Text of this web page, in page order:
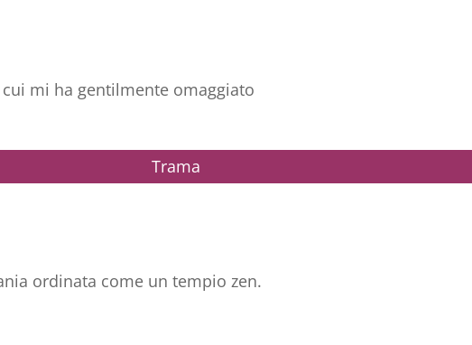
mi ha gentilmente omaggiato
Trama
ordinata come un tempio zen.